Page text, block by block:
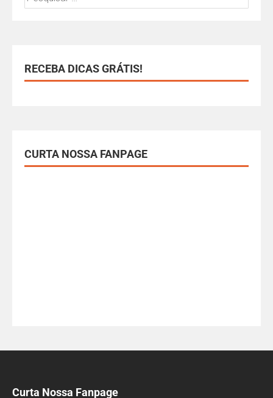
RECEBA DICAS GRÁTIS!
CURTA NOSSA FANPAGE
Curta Nossa Fanpage